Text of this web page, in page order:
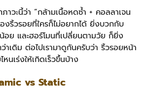
ภาวะนี้ว่า “กล้ามเนื้อหดซ้ำ + คอลลาเจน
งริ้วรอยที่ใครก็ไม่อยากได้ ยิ่งบวกกับ
อย และฮอร์โมนที่เปลี่ยนตามวัย ก็ยิ่ง
าเดิม ต่อไปเรามาดูกันครับว่า ริ้วรอยหน้า
นเร่งให้เกิดเร็วขึ้นบ้าง
vs Static